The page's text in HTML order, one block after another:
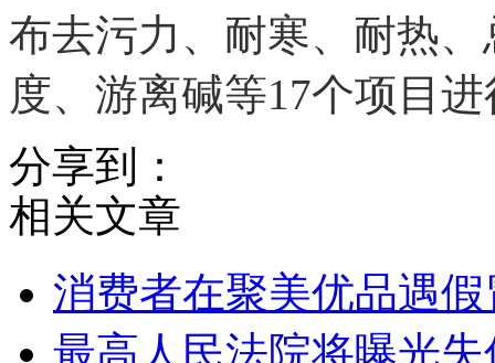
布去污力、耐寒、耐热
度、游离碱等17个项目
分享到：
相关文章
消费者在聚美优品遇
最高人民法院将曝光